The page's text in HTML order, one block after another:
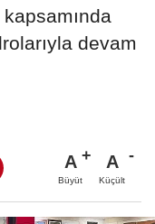
devam
A
Büyüt
A
Küçült